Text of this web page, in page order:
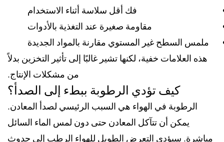
فك أقل سلاسة أثناء الاستخدام
مقاومة صغيرة عند التغذية بالأدوات
ملمس السطح غير المستوي مقارنة بالمواد الجديدة
هذه العلامات خفية، لكنها تشير غالبًا إلى تأثير التخزين بدلاً
من مشكلات الإنتاج.
كيف تؤدي الرطوبة ببطء إلى الصدأ؟
الرطوبة في الهواء هي السبب الرئيسي لصدأ المعادن.
يمكن أن تتآكل المعادن حتى دون لمس الماء السائل
مباشرة. سيؤدي التعرض الطويل للهواء الرطب إلى حدوث